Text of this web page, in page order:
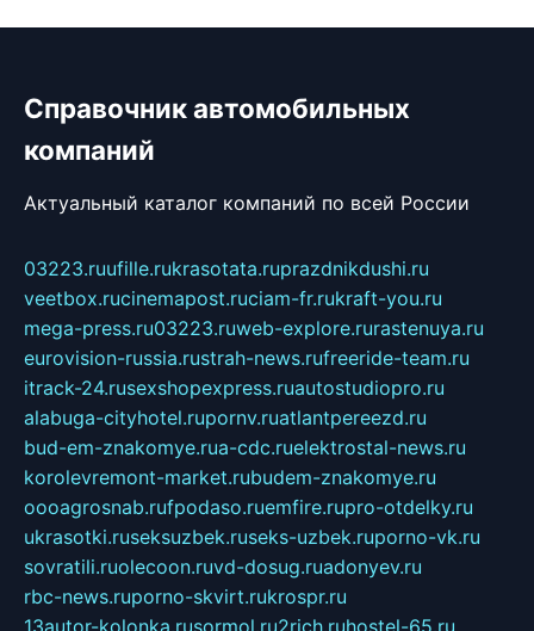
Справочник автомобильных
компаний
Актуальный каталог компаний по всей России
03223.ruufille.rukrasotata.ruprazdnikdushi.ru
veetbox.rucinemapost.ruciam-fr.rukraft-you.ru
mega-press.ru03223.ruweb-explore.rurastenuya.ru
eurovision-russia.rustrah-news.rufreeride-team.ru
itrack-24.rusexshopexpress.ruautostudiopro.ru
alabuga-cityhotel.rupornv.ruatlantpereezd.ru
bud-em-znakomye.rua-cdc.ruelektrostal-news.ru
korolevremont-market.rubudem-znakomye.ru
oooagrosnab.rufpodaso.ruemfire.rupro-otdelky.ru
ukrasotki.ruseksuzbek.ruseks-uzbek.ruporno-vk.ru
sovratili.ruolecoon.ruvd-dosug.ruadonyev.ru
rbc-news.ruporno-skvirt.rukrospr.ru
13autor-kolonka.rusormol.ru2rich.ruhostel-65.ru